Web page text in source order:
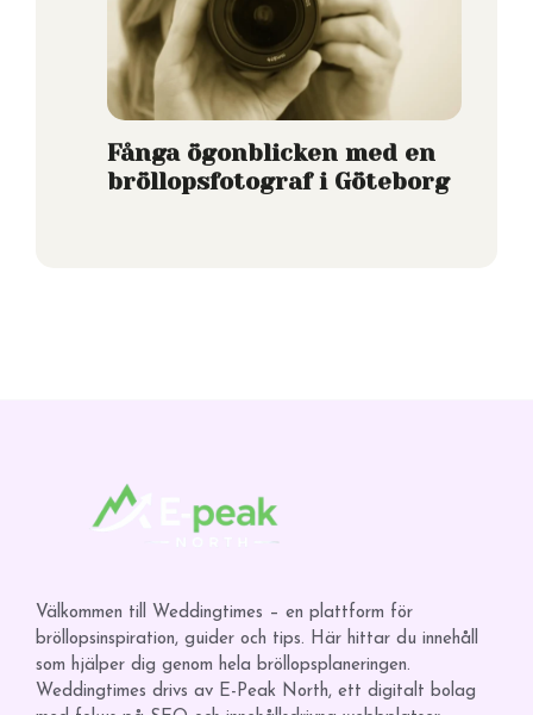
Fånga ögonblicken med en
bröllopsfotograf i Göteborg
Välkommen till Weddingtimes – en plattform för
bröllopsinspiration, guider och tips. Här hittar du innehåll
som hjälper dig genom hela bröllopsplaneringen.
Weddingtimes drivs av E-Peak North, ett digitalt bolag